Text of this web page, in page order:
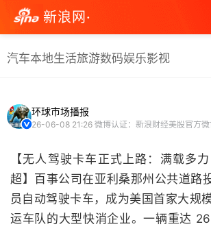
新浪网·
汽车本地生活旅游数码娱乐影视
环球市场播报
26-06-08 21:26 微博认证：新浪财经美股官方
【无人驾驶卡车正式上路：满载多
超】百事公司在亚利桑那州公共道路
员自动驾驶卡车，成为美国首家大规
运车队的大型快消企业。一辆重达